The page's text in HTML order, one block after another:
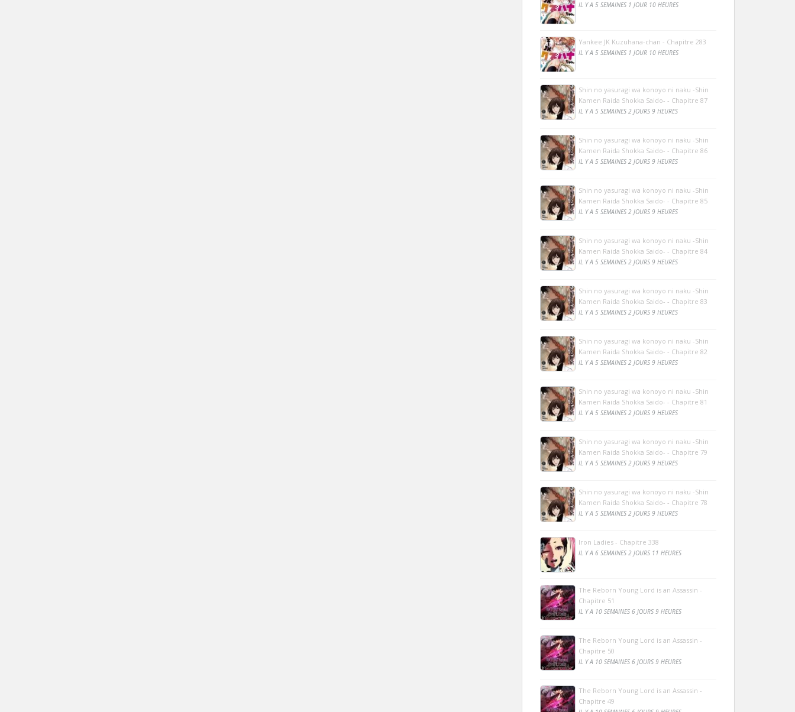
IL Y A 5 SEMAINES 1 JOUR 10 HEURES
Yankee JK Kuzuhana-chan - Chapitre 283
IL Y A 5 SEMAINES 1 JOUR 10 HEURES
Shin no yasuragi wa konoyo ni naku -Shin
Kamen Raida Shokka Saido- - Chapitre 87
IL Y A 5 SEMAINES 2 JOURS 9 HEURES
Shin no yasuragi wa konoyo ni naku -Shin
Kamen Raida Shokka Saido- - Chapitre 86
IL Y A 5 SEMAINES 2 JOURS 9 HEURES
Shin no yasuragi wa konoyo ni naku -Shin
Kamen Raida Shokka Saido- - Chapitre 85
IL Y A 5 SEMAINES 2 JOURS 9 HEURES
Shin no yasuragi wa konoyo ni naku -Shin
Kamen Raida Shokka Saido- - Chapitre 84
IL Y A 5 SEMAINES 2 JOURS 9 HEURES
Shin no yasuragi wa konoyo ni naku -Shin
Kamen Raida Shokka Saido- - Chapitre 83
IL Y A 5 SEMAINES 2 JOURS 9 HEURES
Shin no yasuragi wa konoyo ni naku -Shin
Kamen Raida Shokka Saido- - Chapitre 82
IL Y A 5 SEMAINES 2 JOURS 9 HEURES
Shin no yasuragi wa konoyo ni naku -Shin
Kamen Raida Shokka Saido- - Chapitre 81
IL Y A 5 SEMAINES 2 JOURS 9 HEURES
Shin no yasuragi wa konoyo ni naku -Shin
Kamen Raida Shokka Saido- - Chapitre 79
IL Y A 5 SEMAINES 2 JOURS 9 HEURES
Shin no yasuragi wa konoyo ni naku -Shin
Kamen Raida Shokka Saido- - Chapitre 78
IL Y A 5 SEMAINES 2 JOURS 9 HEURES
Iron Ladies - Chapitre 338
IL Y A 6 SEMAINES 2 JOURS 11 HEURES
The Reborn Young Lord is an Assassin -
Chapitre 51
IL Y A 10 SEMAINES 6 JOURS 9 HEURES
The Reborn Young Lord is an Assassin -
Chapitre 50
IL Y A 10 SEMAINES 6 JOURS 9 HEURES
The Reborn Young Lord is an Assassin -
Chapitre 49